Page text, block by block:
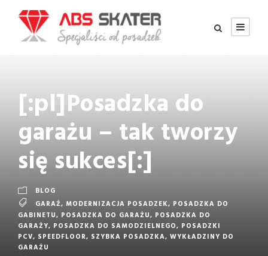
[:pl]Posadzka do
garażu – tak tworzy
się sukces[:]
BLOG
GARAŻ, MODERNIZACJA POSADZEK, POSADZKA DO
GABINETU, POSADZKA DO GARAŻU, POSADZKA DO
GARAŻY, POSADZKA DO SAMODZIELNEGO, POSADZKI
PCV, SPEEDFLOOR, SZYBKA POSADZKA, WYKŁADZINY DO
GARAŻU